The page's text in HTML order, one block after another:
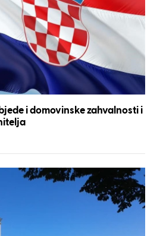
i domovinske zahvalnosti i